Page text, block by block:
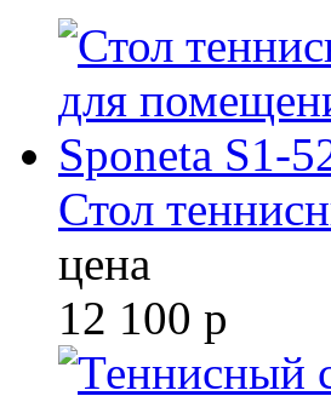
Стол
цена
12 100 р